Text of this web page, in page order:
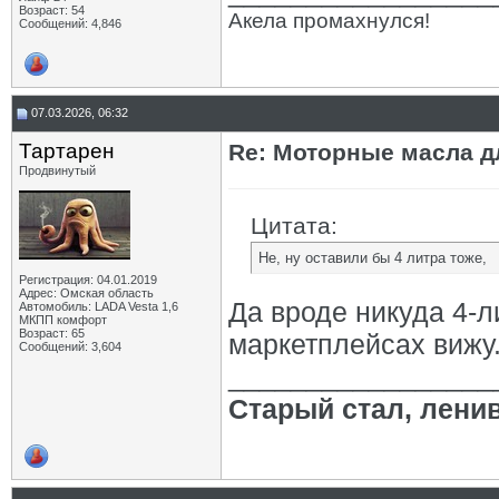
Возраст: 54
Сообщений: 4,846
Акела промахнулся!
07.03.2026, 06:32
Тартарен
Продвинутый
Регистрация: 04.01.2019
Адрес: Омская область
Автомобиль: LADA Vesta 1,6
МКПП комфорт
Возраст: 65
Сообщений: 3,604
Re: Моторные масла
Цитата:
Не, ну оставили бы 4 литра тоже,
Да вроде никуда 4-
маркетплейсах
Старый стал,